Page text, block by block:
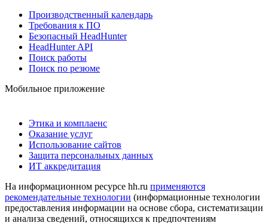
Производственный календарь
Требования к ПО
Безопасный HeadHunter
HeadHunter API
Поиск работы
Поиск по резюме
Мобильное приложение
Этика и комплаенс
Оказание услуг
Использование сайтов
Защита персональных данных
ИТ аккредитация
На информационном ресурсе hh.ru применяются
рекомендательные технологии (информационные технологии
предоставления информации на основе сбора, систематизации
и анализа сведений, относящихся к предпочтениям